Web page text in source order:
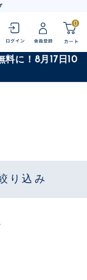
0
料に！8月17日10
り込み